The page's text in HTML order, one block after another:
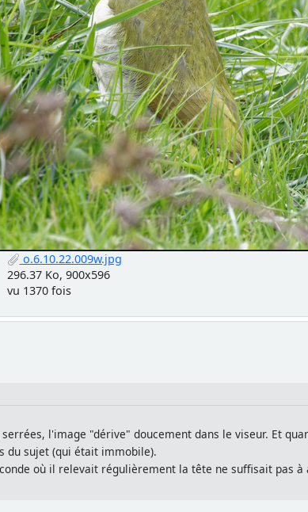
o.6.10.22.009w.jpg
296.37 Ko, 900x596
vu 1370 fois
l'image "dérive" doucement dans le viseur. Et
du sujet (qui était immobile).
où il relevait régulièrement la tête ne suffisait pas